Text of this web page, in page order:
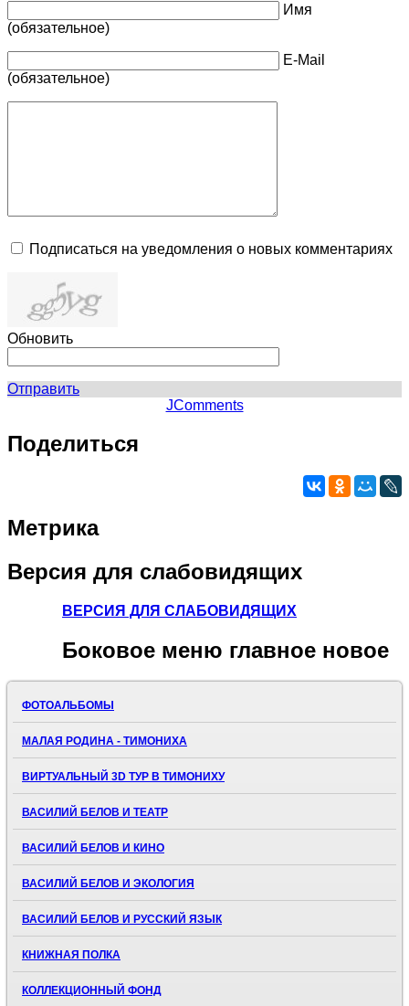
Имя
(обязательное)
E-Mail
(обязательное)
Подписаться на уведомления о новых комментариях
Обновить
Отправить
JComments
Поделиться
Метрика
Версия для слабовидящих
ВЕРСИЯ ДЛЯ СЛАБОВИДЯЩИХ
Боковое меню главное новое
ФОТОАЛЬБОМЫ
МАЛАЯ РОДИНА - ТИМОНИХА
ВИРТУАЛЬНЫЙ 3D ТУР В ТИМОНИХУ
ВАСИЛИЙ БЕЛОВ И ТЕАТР
ВАСИЛИЙ БЕЛОВ И КИНО
ВАСИЛИЙ БЕЛОВ И ЭКОЛОГИЯ
ВАСИЛИЙ БЕЛОВ И РУССКИЙ ЯЗЫК
КНИЖНАЯ ПОЛКА
КОЛЛЕКЦИОННЫЙ ФОНД